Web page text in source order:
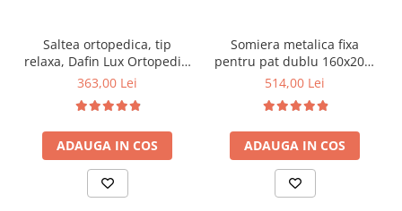
Saltea ortopedica, tip
relaxa, Dafin Lux Ortopedic,
90x200x21cm, fermitate
tip Bonell, fata vara-iarna,
sistem de aerisire cu
butoni, Salt Confort
363,00 Lei
ADAUGA IN COS
Somiera metalica fixa
pentru pat dublu 160x200,
6 picioare, 32 lamele lemn
saltea ferm, negru
514,00 Lei
ADAUGA IN COS